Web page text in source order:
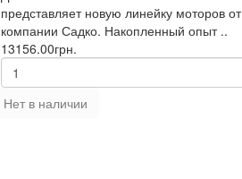
представляет новую линейку моторов от
компании Садко. Накопленный опыт ..
13156.00грн.
Нет в наличии